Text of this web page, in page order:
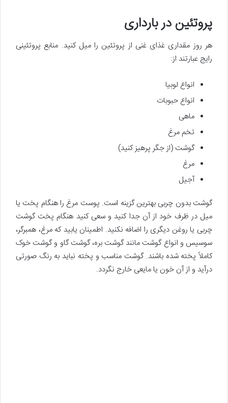
پروتئین در بارداری
هر روز مقداری غذای غنی از پروتئین را میل کنید. منابع پروتئینی
رایج عبارتند از:
انواع لوبیا
انواع حبوبات
ماهی
تخم مرغ
گوشت (از جگر پرهیز کنید)
مرغ
آجیل
گوشت بدون چربی بهترین گزینه است. پوست مرغ را هنگام پخت یا
میل در ظرف خود از آن جدا کنید و سعی کنید هنگام پخت گوشت
چربی یا روغن دیگری را اضافه نکنید. اطمینان یابید که مرغ، همبرگر،
سوسیس و انواع گوشت مانند گوشت بره، گوشت گاو و گوشت خوک
کاملاً پخته شده باشند. گوشت مناسب و پخته نباید به رنگ صورتی
درآید و از آن خون یا مایعی خارج نگردد.